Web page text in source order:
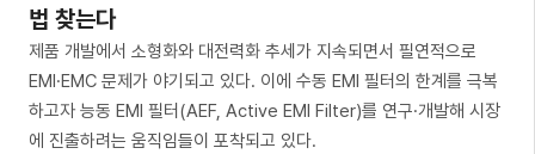
법 찾는다
제품 개발에서 소형화와 대전력화 추세가 지속되면서 필연적으로
EMI·EMC 문제가 야기되고 있다. 이에 수동 EMI 필터의 한계를 극복
하고자 능동 EMI 필터(AEF, Active EMI Filter)를 연구·개발해 시장
에 진출하려는 움직임들이 포착되고 있다.